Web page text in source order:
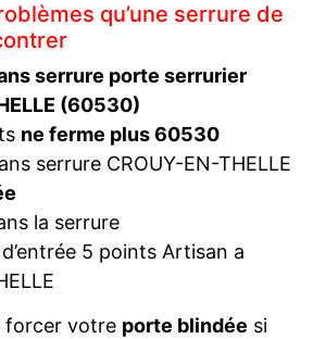
qu’une serrure de
serrure porte serrurier
(60530)
ne ferme plus 60530
serrure CROUY-EN-THELLE
la serrure
d’entrée 5 points Artisan a
forcer votre porte blindée si